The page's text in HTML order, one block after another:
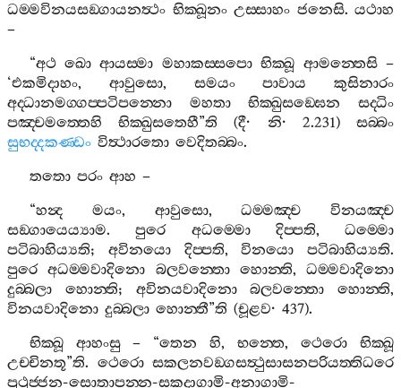
ධම‍්මවිනයසඞ‍්ගායනත්‍ථං භික‍්ඛූනං උස‍්සාහං ජනෙසි. යථාහ
–
“අථ ඛො ආයස‍්මා මහාකස‍්සපො භික‍්ඛූ ආමන‍්තෙසි–
‘එකමිදාහං, ආවුසො, සමයං පාවාය
කුසිනාරං
අද‍්ධානමග‍්ගප‍්පටිපන‍්නො
මහතා භික‍්ඛුසඞ‍්ඝෙන
සද‍්ධිං
පඤ‍්චමත‍්තෙහි
භික‍්ඛුසතෙහී”ති (දී· නි· 2.231)සබ‍්බං
සුභද‍්දකණ‍්ඩ විත්‍ථාරතො වෙදිතබ‍්බං.
තතො පරං ආහ –
“හන්‍ද මයං, ආවුසො,ධම‍්මඤ‍්ච
විනයඤ‍්ච
සඞ‍්ගායෙය්‍යාම.පුරෙ අධම‍්මො දිප‍්පති, ධම‍්මො
පටිබාහිය්‍යති; අවිනයො දිප‍්පති,විනයො පටිබාහිය්‍යති.
පුරෙ අධම‍්මවාදිනො බලවන‍්තො හොන‍්ති, ධම‍්මවාදිනො
දුබ‍්බලා
හොන‍්ති; අවිනයවාදිනො බලවන‍්තො හොන‍්ති,
විනයවාදිනො දුබ‍්බලා හොන‍්තී”ති (චූළව· 437).
භික‍්ඛූ
ආහංසු– “තෙන හි,භන‍්තෙ,ථෙරො
භික‍්ඛූ
උච‍්චිනතූ”ති. ථෙරො සකලනවඞ‍්ගසත්‍ථුසාසනපරියත‍්තිධරෙ
පුථුජ‍්ජන-සොතාපන‍්න-සකදාගාමි-අනාගාමි-